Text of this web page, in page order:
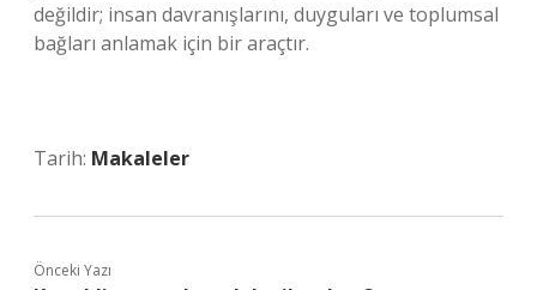
değildir; insan davranışlarını, duyguları ve toplumsal
bağları anlamak için bir araçtır.
Tarih: Makaleler
Önceki Yazı